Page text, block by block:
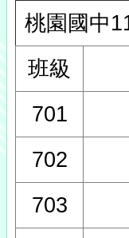
桃園國中
班級
701
702
703